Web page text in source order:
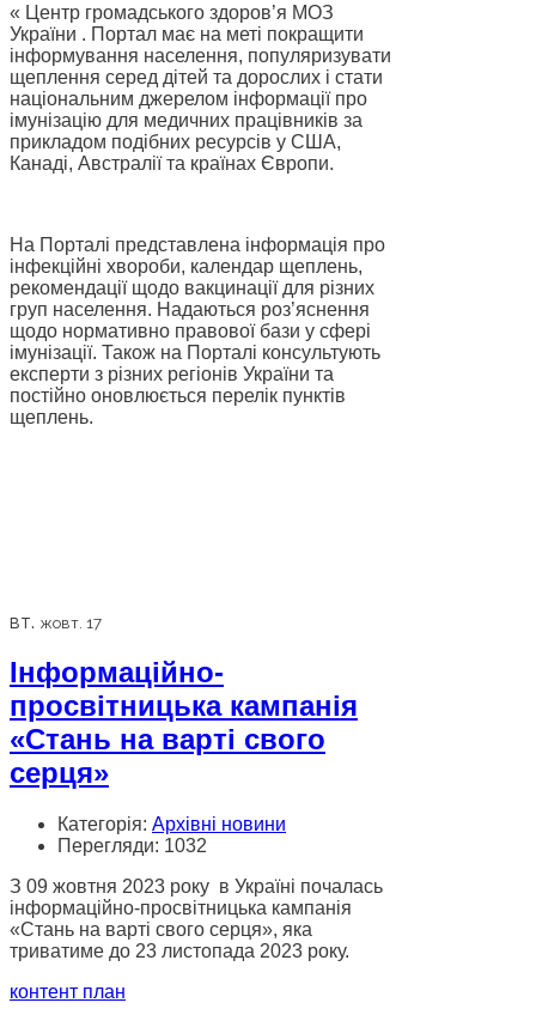
« Центр громадського здоров’я МОЗ
України . Портал має на меті покращити
інформування населення, популяризувати
щеплення серед дітей та дорослих і стати
національним джерелом інформації про
імунізацію для медичних працівників за
прикладом подібних ресурсів у США,
Канаді, Австралії та країнах Європи.
На Порталі представлена інформація про
інфекційні хвороби, календар щеплень,
рекомендації щодо вакцинації для різних
груп населення. Надаються роз’яснення
щодо нормативно правової бази у сфері
імунізації. Також на Порталі консультують
експерти з різних регіонів України та
постійно оновлюється перелік пунктів
щеплень.
вт. жовт. 17
Інформаційно-
просвітницька кампанія
«Стань на варті свого
серця»
Категорія: Архівні новини
Перегляди: 1032
З 09 жовтня 2023 року в Україні почалась
інформаційно-просвітницька кампанія
«Стань на варті свого серця», яка
триватиме до 23 листопада 2023 року.
контент план